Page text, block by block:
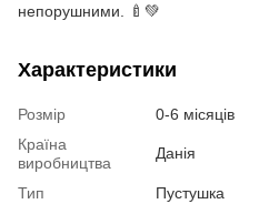
непорушними. 🍼💚
Характеристики
Розмір
0-6 місяців
Країна
виробництва
Данія
Тип
Пустушка